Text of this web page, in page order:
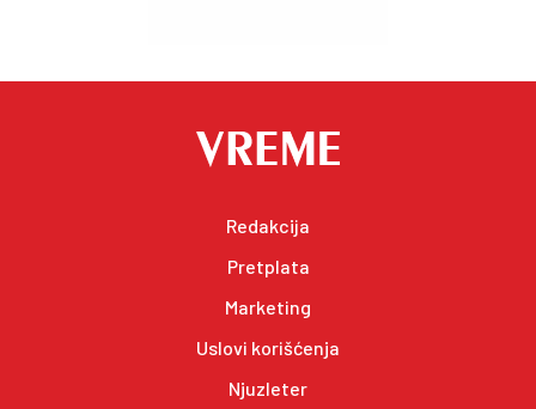
Redakcija
Pretplata
Marketing
Uslovi korišćenja
Njuzleter